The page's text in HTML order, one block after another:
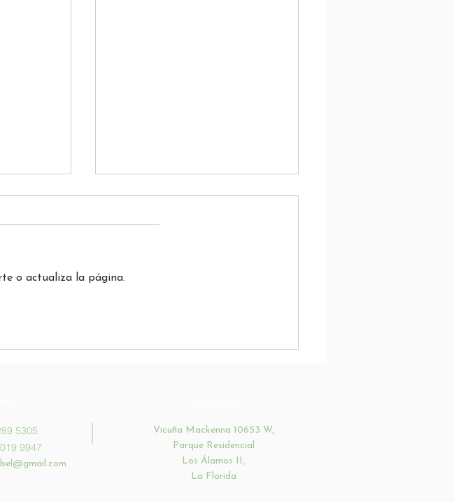
y
o actualiza la página.
5305
9947
Vicuña Mackenna 10653 W,
Parque Residencial
Los Álamos II,
La Florida